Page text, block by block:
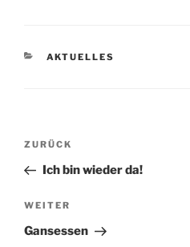
KATEGORIEN
AKTUELLES
Beitragsnavigation
Vorheriger
Beitrag
ZURÜCK
Ich bin wieder da!
Nächster
Beitrag
WEITER
Gansessen